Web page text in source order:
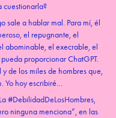
cuestionarla?
sale a hablar mal. Para mí, él
el repugnante, el
abominable, el execrable, el
proporcionar ChatGPT.
de los miles de hombres que,
Yo hoy escribiré…
#DebilidadDeLosHombres,
ninguna menciona”, en las